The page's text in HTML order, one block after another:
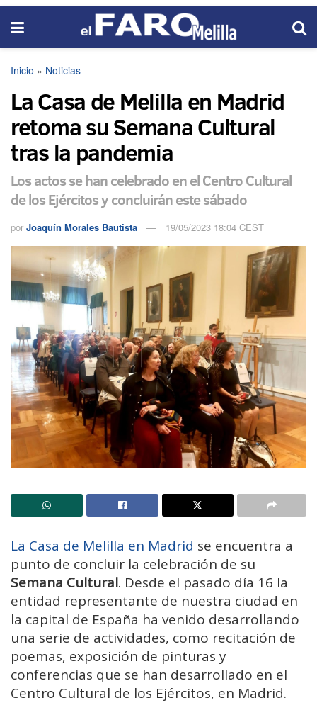
Inicio » Noticias
La Casa de Melilla en Madrid
retoma su Semana Cultural
tras la pandemia
Los actos se han celebrado en el Centro Cultural
de los Ejércitos y concluirán este sábado
por Joaquín Morales Bautista 19/05/2023 18:04 CEST
La Casa de Melilla en Madrid se encuentra a
punto de concluir la celebración de su
Semana Cultural. Desde el pasado día 16 la
entidad representante de nuestra ciudad en
la capital de España ha venido desarrollando
una serie de actividades, como recitación de
poemas, exposición de pinturas y
conferencias que se han desarrollado en el
Centro Cultural de los Ejércitos, en Madrid.